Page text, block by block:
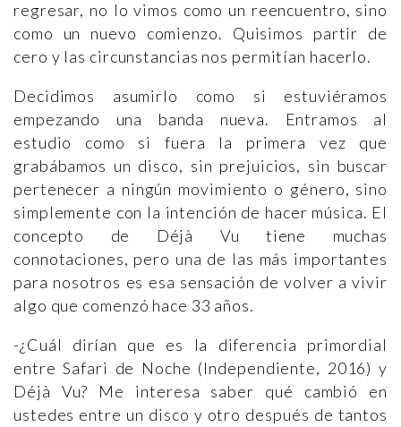
regresar, no lo vimos como un reencuentro, sino
como un nuevo comienzo. Quisimos partir de
cero y las circunstancias nos permitían hacerlo.
Decidimos asumirlo como si estuviéramos
empezando una banda nueva. Entramos al
estudio como si fuera la primera vez que
grabábamos un disco, sin prejuicios, sin buscar
pertenecer a ningún movimiento o género, sino
simplemente con la intención de hacer música. El
concepto de Déjà Vu tiene muchas
connotaciones, pero una de las más importantes
para nosotros es esa sensación de volver a vivir
algo que comenzó hace 33 años.
-¿Cuál dirían que es la diferencia primordial
entre Safari de Noche (Independiente, 2016) y
Déjà Vu? Me interesa saber qué cambió en
ustedes entre un disco y otro después de tantos